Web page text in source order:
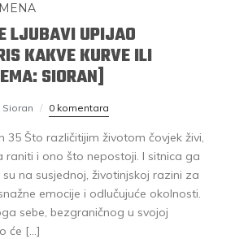
LJUBAVI UPIJAO
KAKVE KURVE ILI
SIORAN]
Sioran 0 komentara
35 Što različitijim životom čovjek živi,
raniti i ono što nepostoji. I sitnica ga
na susjednoj, životinjskoj razini za
emocije i odlučujuće okolnosti.
sebe, bezgraničnog u svojoj
će […]